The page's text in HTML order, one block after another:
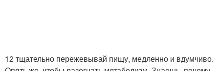
12 тщательно пережевывай пищу, медленно и вдумчиво.